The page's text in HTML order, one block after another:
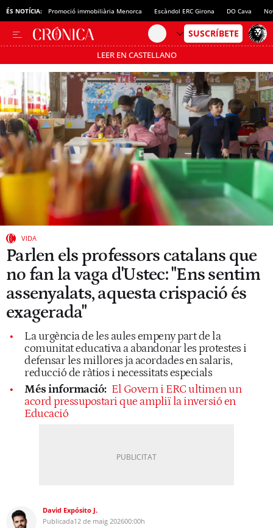
ÉS NOTÍCIA: Promoció immobiliària Menorca Escàndol ERC Girona DO Cava
LEER EN CASTELLANO
Passa’t al mode estalvi
VIDA
Parlen els professors catalans que
no fan la vaga d'Ustec: "Ens sentim
assenyalats, aquesta crispació és
exagerada"
La urgència de les aules empeny part de la
comunitat educativa a abandonar les protestes i
defensar les millores ja acordades en salaris,
reducció de ràtios i necessitats especials
Més informació: El Govern i ERC ultimen un
acord pressupostari que ampliï la inversió en
Educació
David Expósito J.
Publicada12 de maig 202600:00h